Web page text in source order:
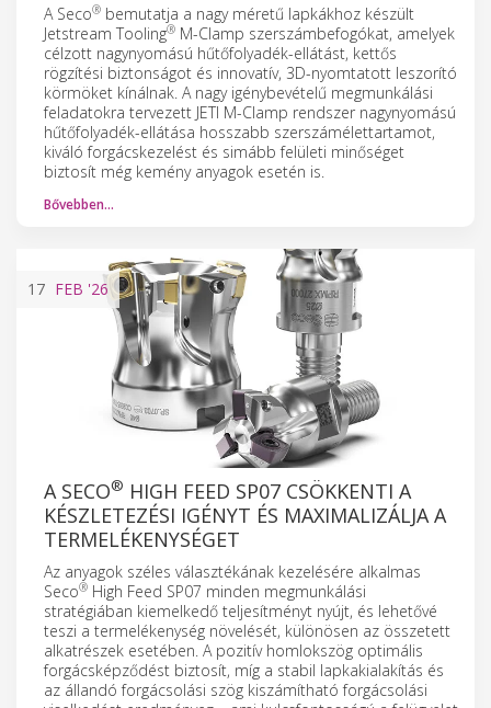
A Seco® bemutatja a nagy méretű lapkákhoz készült
Jetstream Tooling® M-Clamp szerszámbefogókat, amelyek
célzott nagynyomású hűtőfolyadék-ellátást, kettős
rögzítési biztonságot és innovatív, 3D-nyomtatott leszorító
körmöket kínálnak. A nagy igénybevételű megmunkálási
feladatokra tervezett JETI M-Clamp rendszer nagynyomású
hűtőfolyadék-ellátása hosszabb szerszámélettartamot,
kiváló forgácskezelést és simább felületi minőséget
biztosít még kemény anyagok esetén is.
Bővebben…
17 FEB '26
A SECO® HIGH FEED SP07 CSÖKKENTI A
KÉSZLETEZÉSI IGÉNYT ÉS MAXIMALIZÁLJA A
TERMELÉKENYSÉGET
Az anyagok széles választékának kezelésére alkalmas
Seco® High Feed SP07 minden megmunkálási
stratégiában kiemelkedő teljesítményt nyújt, és lehetővé
teszi a termelékenység növelését, különösen az összetett
alkatrészek esetében. A pozitív homlokszög optimális
forgácsképződést biztosít, míg a stabil lapkakialakítás és
az állandó forgácsolási szög kiszámítható forgácsolási